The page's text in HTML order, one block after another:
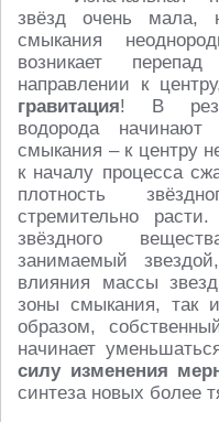
звёзд очень мала,
смыкания
возникает
направлении к
гравитация! В
водорода
смыкания – к центру
к началу процесса
плотность
стремительно
звёздного
занимаемый
влияния массы
зоны смыкания, так
образом,
начинает
силу изменения
синтеза новых более